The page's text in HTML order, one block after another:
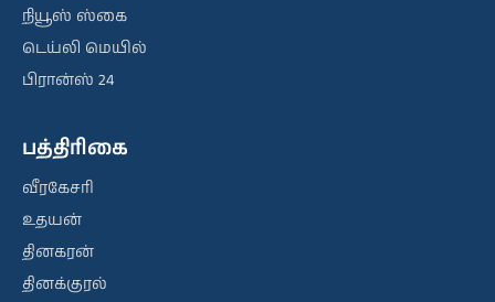
நியூஸ் ஸ்கை
டெய்லி மெயில்
பிரான்ஸ் 24
பத்திரிகை
வீரகேசரி
உதயன்
தினகரன்
தினக்குரல்